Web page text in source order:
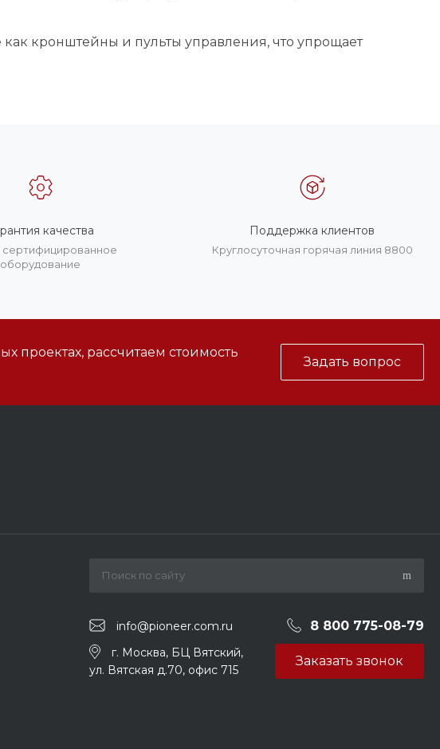
кронштейны и пульты управления, что упрощает
качества
сертифицированное
оборудование
Поддержка клиентов
Круглосуточная горячая линия 8800
проектах, рассчитаем стоимость
Задать вопрос
info@pioneer.com.ru 8 800 775-08-79
г. Москва, БЦ Вятский,
ул. Вятская д.70, офис 715
Заказать звонок